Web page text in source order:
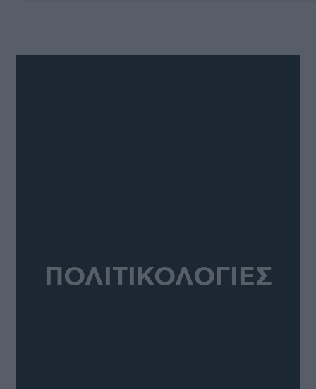
ΠΟΛΙΤΙΚΟΛΟΓΙΕΣ